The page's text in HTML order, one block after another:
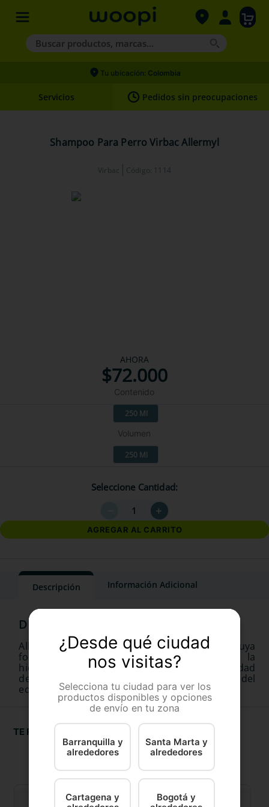
Buscar productos, marcas...
Términos más buscados
2.
hills
Tu ubicación: Colombia
Servicios Pedidos sin preocupaciones
Shampoo Para Perro Virbac Allermyl
Virbac Código: 1114
AHORA
$72.000
Contenido
250 Ml
Volumen
250 Ml
Seleccione Cantidad
＋
AGREGAR AL CARRITO
Descripción Información Adicional
Allermyl es un shampoo hipoalergenico cuya
formulación favorece el restablecimiento y la
hidratación del pelo,restauración de la integridad
de la barrera cutanea y el mantenimiento del
equilibrio natural de la piel
TE RECOMENDAMOS
¿Desde qué ciudad
nos visitas?
Selecciona tu ciudad para ver los
productos disponibles y opciones
de envío en tu zona
Barranquilla y
alrededores
Santa Marta y
alrededores
Cartagena y
Bogotá y